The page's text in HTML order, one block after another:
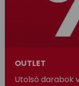
OUTLET
Utolsó darabok